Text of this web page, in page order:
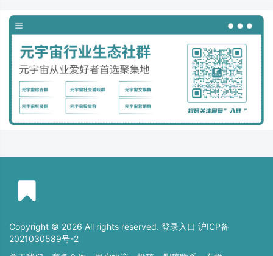
Copyright © 2026 All rights reserved. 登录入口 沪ICP备
2021030589号-2